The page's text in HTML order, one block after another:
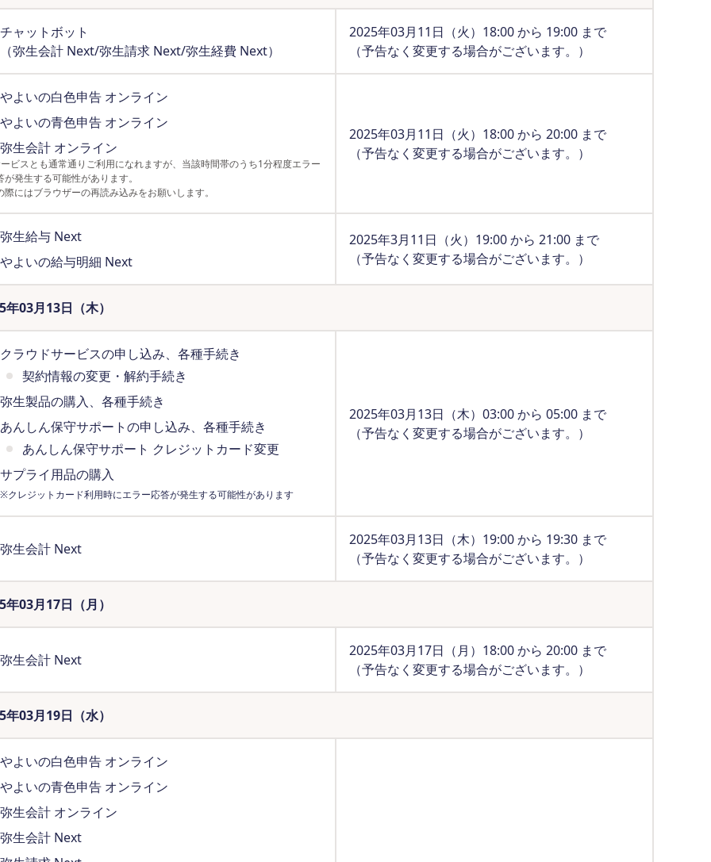
チャットボット
（弥生会計 Next/弥生請求 Next/弥生経費 Next）
2025年03月11日（火）18:00 から 19:00 まで
（予告なく変更する場合がございます。）
やよいの白色申告 オンライン
やよいの青色申告 オンライン
弥生会計 オンライン
ビスとも通常通りご利用になれますが、当該時間帯のうち1分程度エラー
が発生する可能性があります。
際にはブラウザーの再読み込みをお願いします。
2025年03月11日（火）18:00 から 20:00 まで
（予告なく変更する場合がございます。）
弥生給与 Next
やよいの給与明細 Next
2025年3月11日（火）19:00 から 21:00 まで
（予告なく変更する場合がございます。）
年03月13日（木）
クラウドサービスの申し込み、各種手続き
契約情報の変更・解約手続き
弥生製品の購入、各種手続き
あんしん保守サポートの申し込み、各種手続き
あんしん保守サポート クレジットカード変更
サプライ用品の購入
※クレジットカード利用時にエラー応答が発生する可能性があります
2025年03月13日（木）03:00 から 05:00 まで
（予告なく変更する場合がございます。）
弥生会計 Next
2025年03月13日（木）19:00 から 19:30 まで
（予告なく変更する場合がございます。）
年03月17日（月）
弥生会計 Next
2025年03月17日（月）18:00 から 20:00 まで
（予告なく変更する場合がございます。）
年03月19日（水）
やよいの白色申告 オンライン
やよいの青色申告 オンライン
弥生会計 オンライン
弥生会計 Next